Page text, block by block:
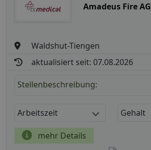
Amadeus Fire AG
Waldshut-Tiengen
aktualisiert seit: 07.08.2026
Stellenbeschreibung:
Arbeitszeit Gehalt
mehr Details